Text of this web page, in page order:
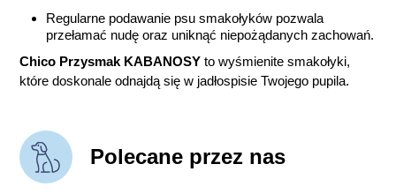
Regularne podawanie psu smakołyków pozwala
przełamać nudę oraz uniknąć niepożądanych zachowań.
Chico Przysmak KABANOSY to wyśmienite smakołyki,
które doskonale odnajdą się w jadłospisie Twojego pupila.
Polecane przez nas